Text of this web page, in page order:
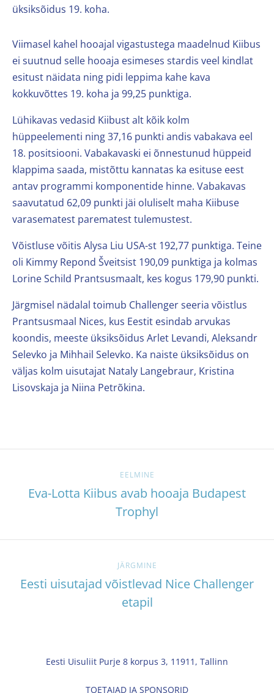
üksiksõidus 19. koha.
Viimasel kahel hooajal vigastustega maadelnud Kiibus
ei suutnud selle hooaja esimeses stardis veel kindlat
esitust näidata ning pidi leppima kahe kava
kokkuvõttes 19. koha ja 99,25 punktiga.
Lühikavas vedasid Kiibust alt kõik kolm
hüppeelementi ning 37,16 punkti andis vabakava eel
18. positsiooni. Vabakavaski ei õnnestunud hüppeid
klappima saada, mistõttu kannatas ka esituse eest
antav programmi komponentide hinne. Vabakavas
saavutatud 62,09 punkti jäi oluliselt maha Kiibuse
varasematest parematest tulemustest.
Võistluse võitis Alysa Liu USA-st 192,77 punktiga. Teine
oli Kimmy Repond Šveitsist 190,09 punktiga ja kolmas
Lorine Schild Prantsusmaalt, kes kogus 179,90 punkti.
Järgmisel nädalal toimub Challenger seeria võistlus
Prantsusmaal Nices, kus Eestit esindab arvukas
koondis, meeste üksiksõidus Arlet Levandi, Aleksandr
Selevko ja Mihhail Selevko. Ka naiste üksiksõidus on
väljas kolm uisutajat Nataly Langebraur, Kristina
Lisovskaja ja Niina Petrõkina.
EELMINE
Eva-Lotta Kiibus avab hooaja Budapest
Trophyl
JÄRGMINE
Eesti uisutajad võistlevad Nice Challenger
etapil
Eesti Uisuliit Purje 8 korpus 3, 11911, Tallinn
TOETAJAD JA SPONSORID